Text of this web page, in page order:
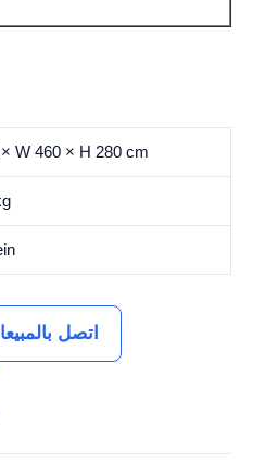
× W 460 × H 280 cm
اتصل